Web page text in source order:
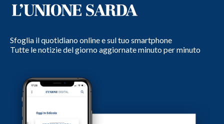
Sfoglia il quotidiano online e sul tuo smartphone
Tutte le notizie del giorno aggiornate minuto per minuto